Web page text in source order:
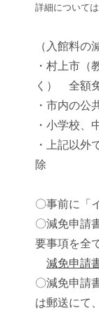
詳細について
（入館料の
・村上市（
く） 全額
・市内の
・小学校
・上記以
除
〇事前に「
〇減免申請
要事項を全
減免申請
〇減免申請
は郵送にて、